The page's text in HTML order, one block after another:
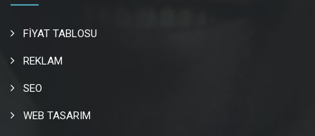
FİYAT TABLOSU
REKLAM
SEO
WEB TASARIM